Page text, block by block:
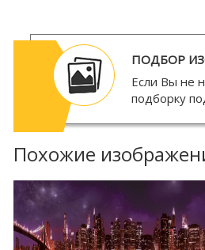
ПОДБОР
Если Вы не
подборку
Похожие